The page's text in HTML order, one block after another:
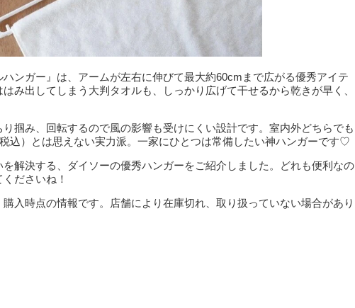
ンガー』は、アームが左右に伸びて最大約60cmまで広がる優秀アイテ
み出してしまう大判タオルも、しっかり広げて干せるから乾きが早く、
掴み、回転するので風の影響も受けにくい設計です。室内外どちらでも
込）とは思えない実力派。一家にひとつは常備したい神ハンガーです♡
解決する、ダイソーの優秀ハンガーをご紹介しました。どれも便利なの
ださいね！
入時点の情報です。店舗により在庫切れ、取り扱っていない場合があり